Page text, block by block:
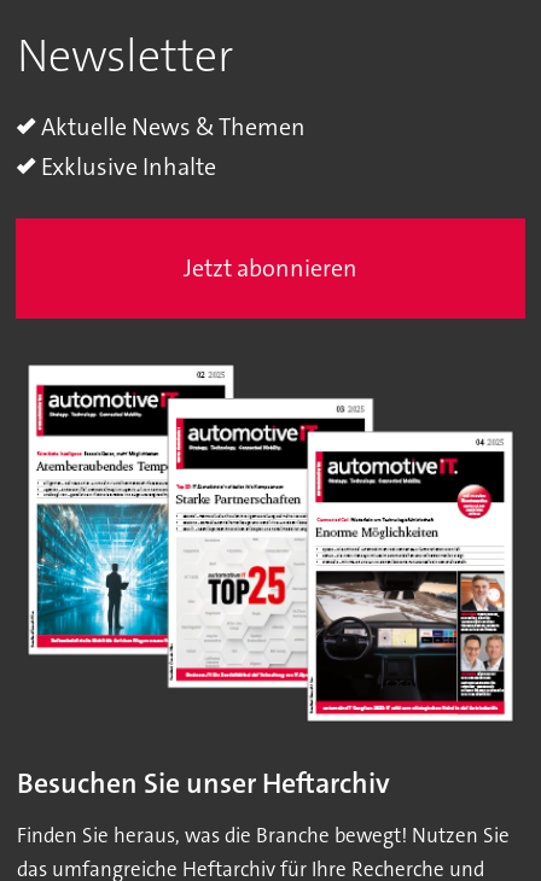
Newsletter
Aktuelle News & Themen
Exklusive Inhalte
Jetzt abonnieren
Besuchen Sie unser Heftarchiv
Finden Sie heraus, was die Branche bewegt! Nutzen Sie
das umfangreiche Heftarchiv für Ihre Recherche und